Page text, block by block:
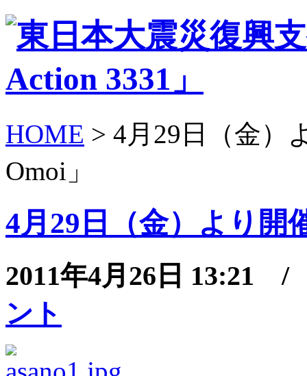
HOME > 4月29日（金）
Omoi」
4月29日（金）より開
2011年4月26日 13:21
ント